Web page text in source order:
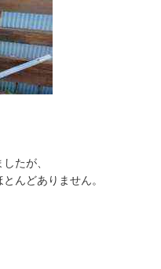
たが、
んどありません。